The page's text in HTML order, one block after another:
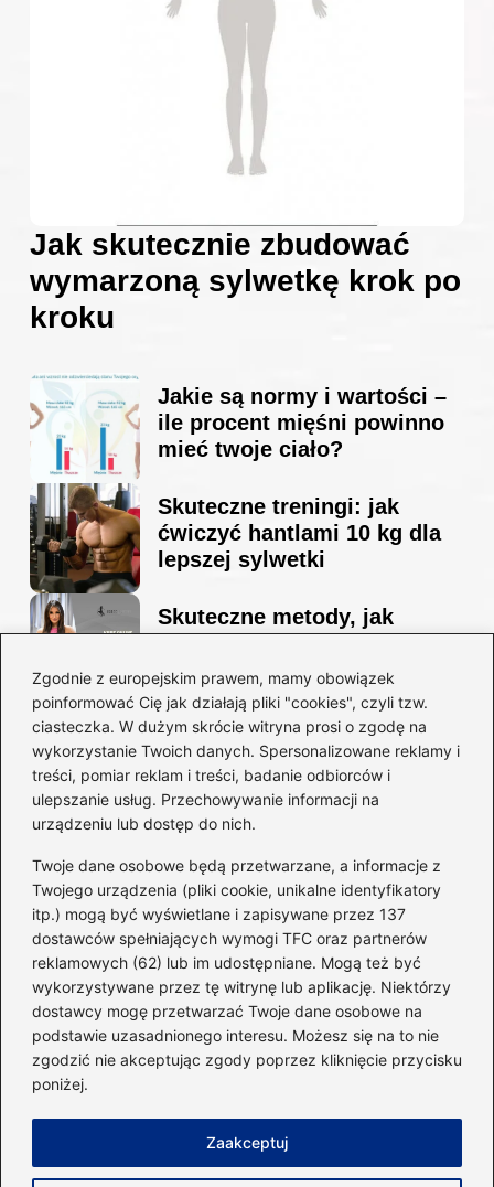
Zgodnie z europejskim prawem, mamy obowiązek
poinformować Cię jak działają pliki "cookies", czyli tzw.
ciasteczka. W dużym skrócie witryna prosi o zgodę na
wykorzystanie Twoich danych. Spersonalizowane reklamy i
treści, pomiar reklam i treści, badanie odbiorców i
ulepszanie usług. Przechowywanie informacji na
urządzeniu lub dostęp do nich.
Twoje dane osobowe będą przetwarzane, a informacje z
Twojego urządzenia (pliki cookie, unikalne identyfikatory
itp.) mogą być wyświetlane i zapisywane przez 137
dostawców spełniających wymogi TFC oraz partnerów
reklamowych (62) lub im udostępniane. Mogą też być
wykorzystywane przez tę witrynę lub aplikację. Niektórzy
dostawcy mogę przetwarzać Twoje dane osobowe na
podstawie uzasadnionego interesu. Możesz się na to nie
zgodzić nie akceptując zgody poprzez kliknięcie przycisku
poniżej.
Zaakceptuj
Jak skutecznie zbudować
wymarzoną sylwetkę krok po
kroku
Jakie są normy i wartości –
ile procent mięśni powinno
mieć twoje ciało?
Skuteczne treningi: jak
ćwiczyć hantlami 10 kg dla
lepszej sylwetki
Skuteczne metody, jak
sylwetkę w zaledwie 90 dni
Idealny garnitur: jak dobrać
go do swojej sylwetki?
Kategorie
Dieta i kalorie(221)
Fitness(236)
Siłownia(101)
Sport(60)
Sprzęt i akcesoria(25)
Suplementy(38)